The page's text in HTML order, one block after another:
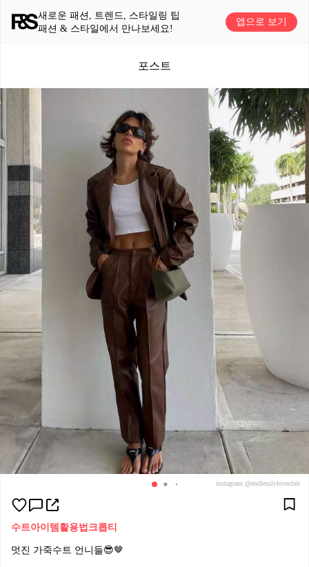
새로운 패션, 트렌드, 스타일링 팁
패션 & 스타일에서 만나보세요!
앱으로 보기
포스트
instagram @endlesslyloveclub
수트아이템활용법 크롭티
멋진 가죽수트 언니들😎🤎